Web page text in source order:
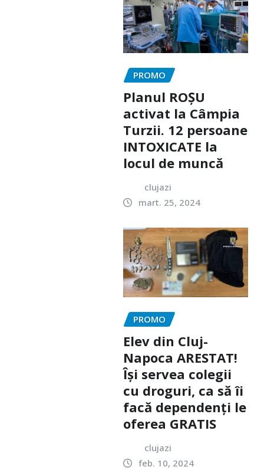
PROMO
Planul ROȘU
activat la Câmpia
Turzii. 12 persoane
INTOXICATE la
locul de muncă
clujazi
mart. 25, 2024
PROMO
Elev din Cluj-
Napoca ARESTAT!
Își servea colegii
cu droguri, ca să îi
facă dependenți le
oferea GRATIS
clujazi
feb. 10, 2024